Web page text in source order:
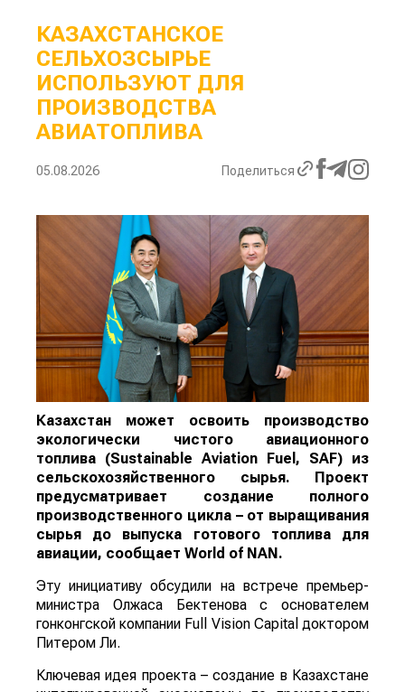
КАЗАХСТАНСКОЕ
СЕЛЬХОЗСЫРЬЕ
ИСПОЛЬЗУЮТ ДЛЯ
ПРОИЗВОДСТВА
АВИАТОПЛИВА
05.08.2026 Поделиться
Казахстан может освоить производство
экологически чистого авиационного
топлива (Sustainable Aviation Fuel, SAF) из
сельскохозяйственного сырья. Проект
предусматривает создание полного
производственного цикла – от выращивания
сырья до выпуска готового топлива для
авиации, сообщает World of NAN.
Эту инициативу обсудили на встрече премьер-
министра Олжаса Бектенова с основателем
гонконгской компании Full Vision Capital доктором
Питером Ли.
Ключевая идея проекта – создание в Казахстане